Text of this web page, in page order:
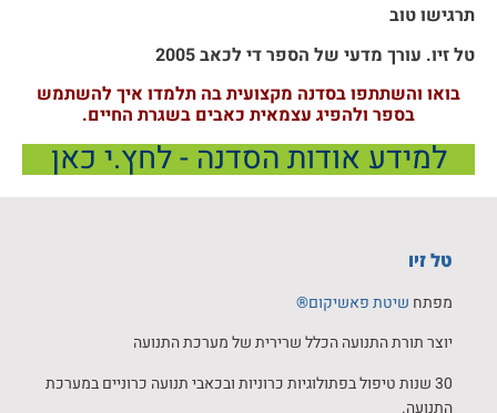
תרגישו טוב
טל זיו. עורך מדעי של הספר די לכאב 2005
בואו והשתתפו בסדנה מקצועית בה תלמדו איך להשתמש
בספר ולהפיג עצמאית כאבים בשגרת החיים.
למידע אודות הסדנה - לחץ.י כאן
טל זיו
מפתח שיטת פאשיקום®
יוצר תורת התנועה הכלל שרירית של מערכת התנועה
30 שנות טיפול בפתולוגיות כרוניות ובכאבי תנועה כרוניים במערכת
התנועה.